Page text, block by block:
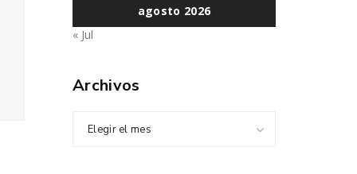
agosto 2026
« Jul
Archivos
Elegir el mes